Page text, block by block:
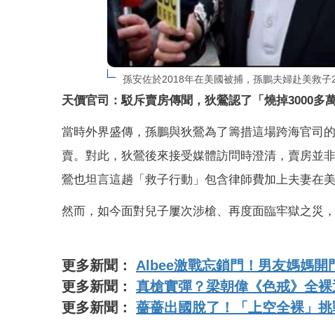
孫安佐於2018年在美國被捕，孫鵬夫婦赴美救
天價官司：駁斥賣房傳聞，狄鶯認了「燒掉3000多萬
當時外界盛傳，孫鵬與狄鶯為了籌措這場跨海官司
賣。對此，狄鶯後來接受媒體訪問時澄清，賣房並
鶯也坦言這趟「救子行動」包含律師費加上夫妻在
然而，如今面對兒子屢次涉槍、再度面臨牢獄之災
更多新聞： Albee激戰忘鎖門！男友媽媽
更多新聞： 真槍實彈？梁朝偉《色戒》全
更多新聞： 薔薔出國脫了！「上空全裸」